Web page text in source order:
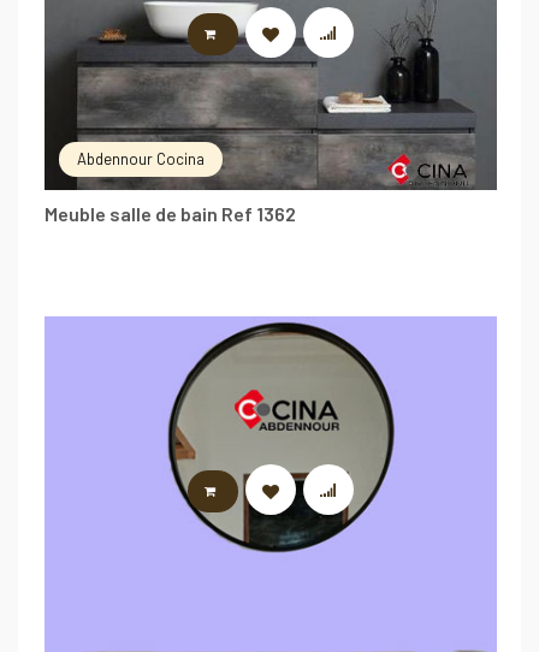
Abdennour Cocina
Meuble salle de bain Ref 1362
LIRE LA SUITE
LIRE LA SUITE